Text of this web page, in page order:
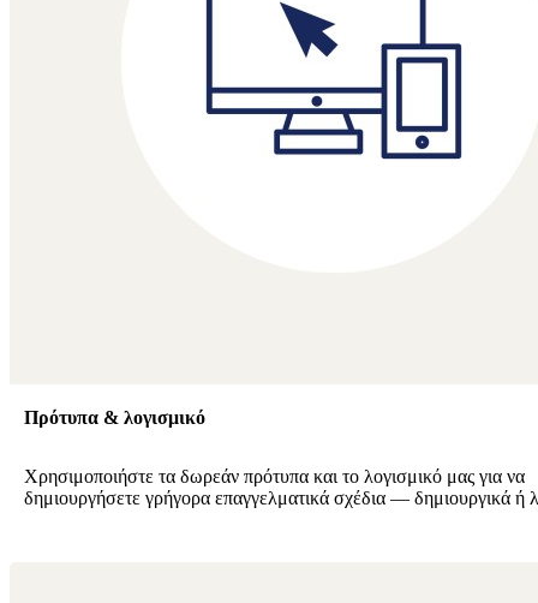
Πρότυπα & λογισμικό
Χρησιμοποιήστε τα δωρεάν πρότυπα και το λογισμικό μας για να
δημιουργήσετε γρήγορα επαγγελματικά σχέδια — δημιουργικά ή